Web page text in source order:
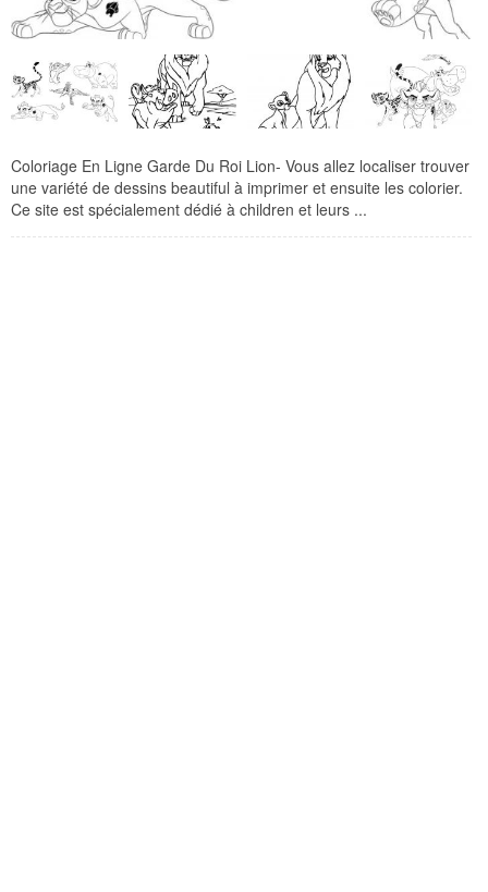
Coloriage En Ligne Garde Du Roi Lion- Vous allez localiser trouver
une variété de dessins beautiful à imprimer et ensuite les colorier.
Ce site est spécialement dédié à children et leurs ...